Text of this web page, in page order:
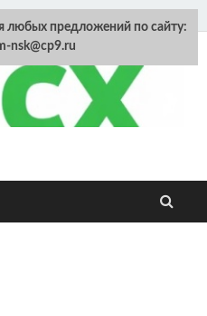
любых предложений по сайту:
nsk@cp9.ru